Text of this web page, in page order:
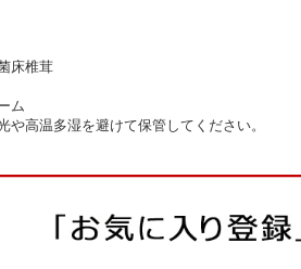
床椎茸
ム
や高温多湿を避けて保管してください。